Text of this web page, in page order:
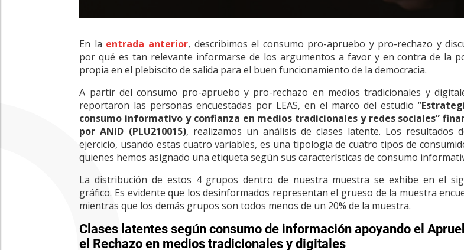
En la entrada anterior, describimos el consumo pro-apruebo y pro-rechazo y
por qué es tan relevante informarse de los argumentos a favor y en contra de la
propia en el plebiscito de salida para el buen funcionamiento de la democracia.
A partir del consumo pro-apruebo y pro-rechazo en medios tradicionales y
reportaron las personas encuestadas por LEAS, en el marcodel estudio “
consumo informativo y confianza en medios tradicionales y redes sociales”
por ANID (PLU210015), realizamos un análisis de clases latente. Los resultados
ejercicio, usando estas cuatro variables, es una tipología de cuatro tipos de
quienes hemos asignado una etiqueta según sus características de consumo
La distribución de estos 4 grupos dentro de nuestra muestra se exhibe en el
gráfico. Es evidente que los desinformados representan el grueso de la muestra
mientras que los demás grupos son todos menos de un 20% de la muestra.